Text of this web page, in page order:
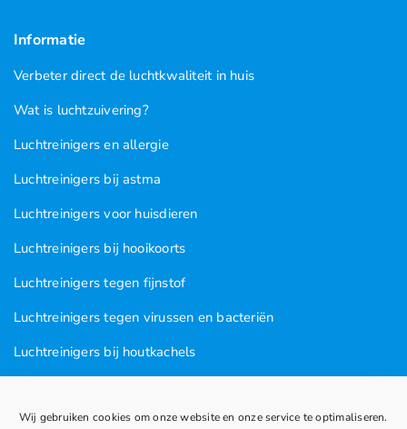
Wij gebruiken cookies om onze website en onze service te optimaliseren.
Informatie
Verbeter direct de luchtkwaliteit in huis
Wat is luchtzuivering?
Luchtreinigers en allergie
Luchtreinigers bij astma
Luchtreinigers voor huisdieren
Luchtreinigers bij hooikoorts
Luchtreinigers tegen fijnstof
Luchtreinigers tegen virussen en bacteriën
Luchtreinigers bij houtkachels
Luchtreinigers in nagel en kapsalons